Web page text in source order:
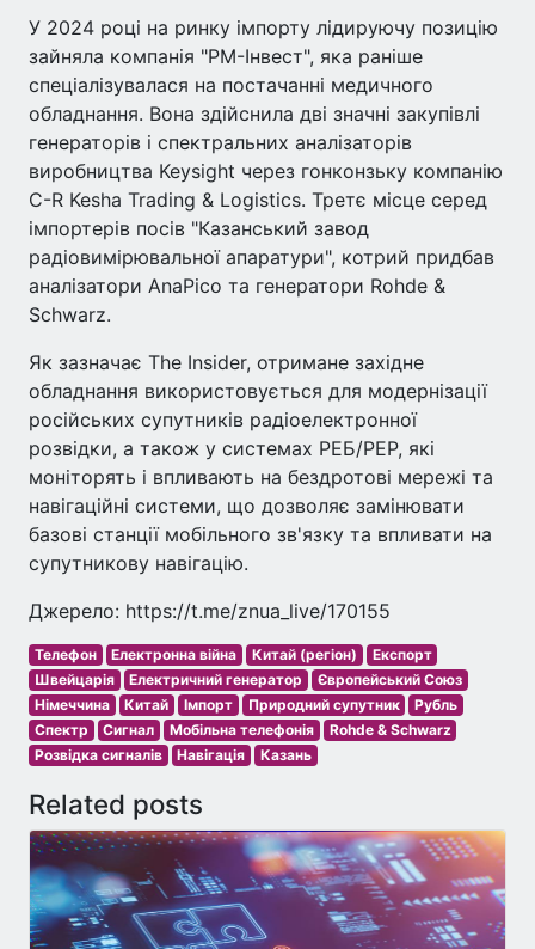
У 2024 році на ринку імпорту лідируючу позицію
зайняла компанія "РМ-Інвест", яка раніше
спеціалізувалася на постачанні медичного
обладнання. Вона здійснила дві значні закупівлі
генераторів і спектральних аналізаторів
виробництва Keysight через гонконзьку компанію
C-R Kesha Trading & Logistics. Третє місце серед
імпортерів посів "Казанський завод
радіовимірювальної апаратури", котрий придбав
аналізатори AnaPico та генератори Rohde &
Schwarz.
Як зазначає The Insider, отримане західне
обладнання використовується для модернізації
російських супутників радіоелектронної
розвідки, а також у системах РЕБ/РЕР, які
моніторять і впливають на бездротові мережі та
навігаційні системи, що дозволяє замінювати
базові станції мобільного зв'язку та впливати на
супутникову навігацію.
Джерело: https://t.me/znua_live/170155
Телефон Електронна війна Китай (регіон)
Експорт
Швейцарія
Електричний генератор
Європейський Союз
Німеччина
Китай Імпорт Природний супутник
Рубль
Спектр
Сигнал Мобільна телефонія
Rohde & Schwarz
Розвідка сигналів
Навігація Казань
Related posts